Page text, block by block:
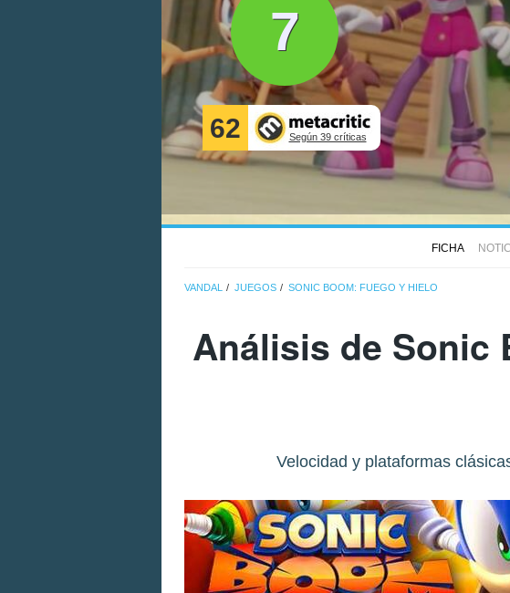
7
62 Según 39 críticas
FICHA
VANDAL JUEGOS SONIC BOOM: FUEGO Y HIELO
Análisis de Sonic
Velocidad y plataformas